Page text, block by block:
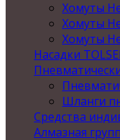
Хомуты
Хомуты
Хомуты
Насадки
Шланги
Средства
Алмазная